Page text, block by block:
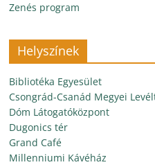
Zenés program
Helyszínek
Bibliotéka Egyesület
Csongrád-Csanád Megyei
Dóm Látogatóközpont
Dugonics tér
Grand Café
Millenniumi Kávéház